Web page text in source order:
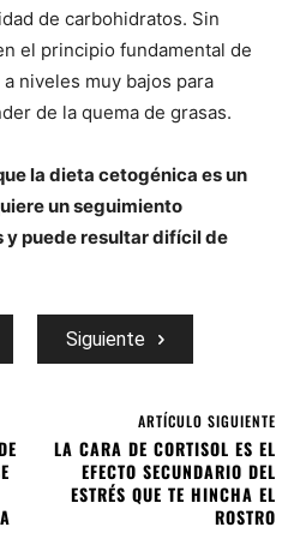
de carbohidratos. Sin
el principio fundamental de
niveles muy bajos para
de la quema de grasas.
la dieta cetogénica es un
un seguimiento
y puede resultar difícil de
Siguiente
ARTÍCULO SIGUIENTE
LA CARA DE CORTISOL ES EL
EFECTO SECUNDARIO DEL
ESTRÉS QUE TE HINCHA EL
ROSTRO